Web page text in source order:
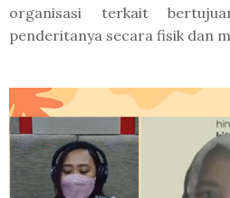
organisasi terkait
penderitanya secara fisik dan